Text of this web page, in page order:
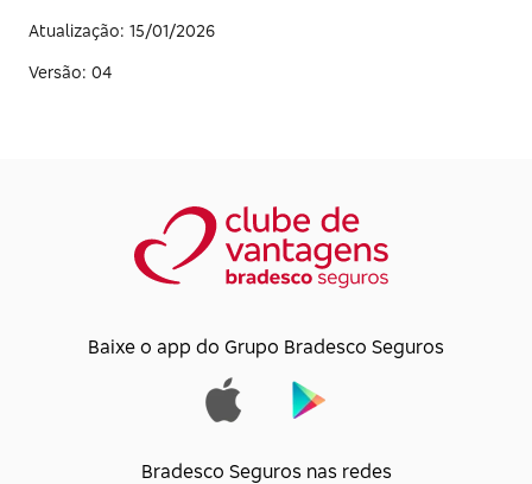
Atualização: 15/01/2026
Versão: 04
Baixe o app do Grupo Bradesco Seguros
Bradesco Seguros nas redes